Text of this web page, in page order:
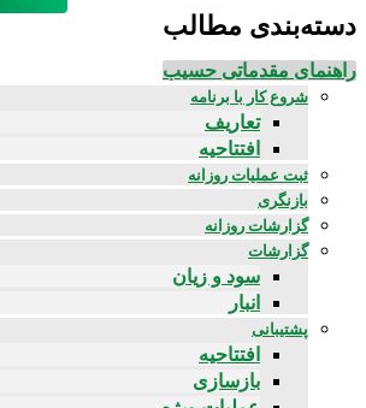
دسته‌بندی مطالب
راهنمای مقدماتی حسیب
شروع کار با برنامه
تعاریف
افتتاحیه
ثبت عملیات روزانه
بازنگری
گزارشات روزانه
گزارشات
سود و زیان
انبار
پشتیبانی
افتتاحیه
بازسازی